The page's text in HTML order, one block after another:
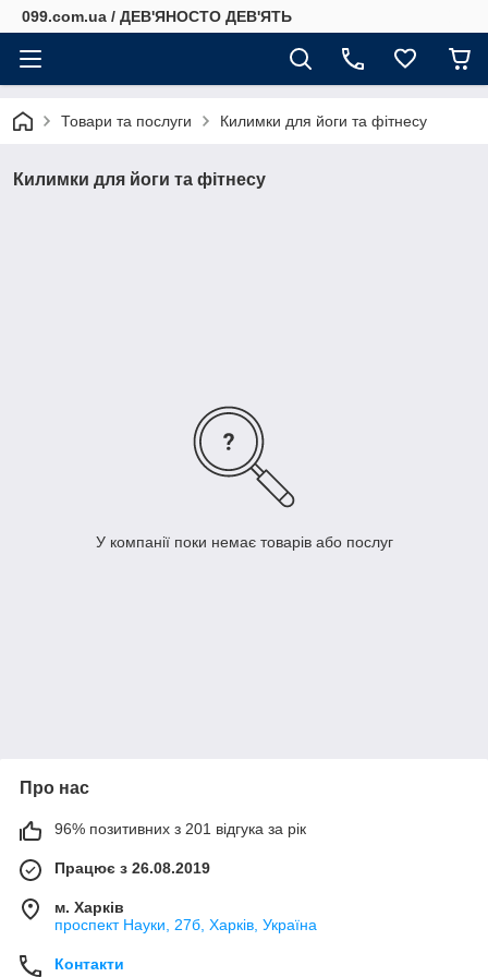
099.com.ua / ДЕВ'ЯНОСТО ДЕВ'ЯТЬ
Товари та послуги Килимки для йоги та фітнесу
Килимки для йоги та фітнесу
У компанії поки немає товарів або послуг
Про нас
96% позитивних з 201 відгука за рік
Працює з 26.08.2019
м. Харків
проспект Науки, 27б, Харків, Україна
Контакти